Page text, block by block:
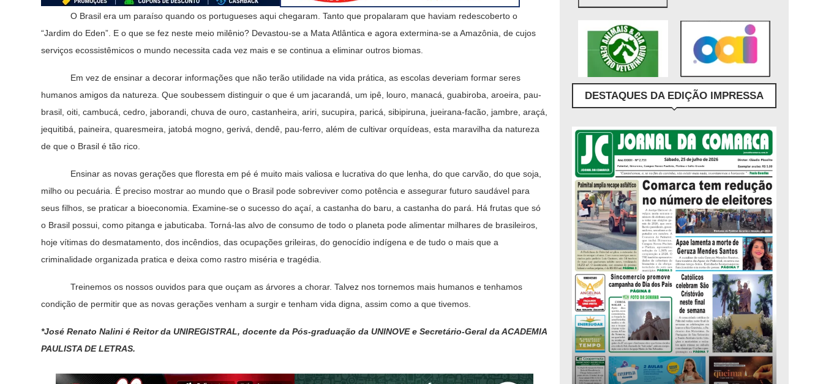
O Brasil era um paraíso quando os portugueses aqui chegaram. Tanto que propalaram que haviam redescoberto o
“Jardim do Eden”. E o que se fez neste meio milênio? Devastou-se a Mata Atlântica e agora extermina-se a Amazônia, de cujos
serviços ecossistêmicos o mundo necessita cada vez mais e se continua a eliminar outros biomas.
Em vez de ensinar a decorar informações que não terão utilidade na vida prática, as escolas deveriam formar seres
humanos amigos da natureza. Que soubessem distinguir o que é um jacarandá, um ipê, louro, manacá, guabiroba, aroeira, pau-
brasil, oiti, cambucá, cedro, jaborandi, chuva de ouro, castanheira, ariri, sucupira, paricá, sibipiruna, jueirana-facão, jambre, araçá,
jequitibá, paineira, quaresmeira, jatobá mogno, gerivá, dendê, pau-ferro, além de cultivar orquídeas, esta maravilha da natureza
de que o Brasil é tão rico.
Ensinar as novas gerações que floresta em pé é muito mais valiosa e lucrativa do que lenha, do que carvão, do que soja,
milho ou pecuária. É preciso mostrar ao mundo que o Brasil pode sobreviver como potência e assegurar futuro saudável para
seus filhos, se praticar a bioeconomia. Examine-se o sucesso do açaí, a castanha do baru, a castanha do pará. Há frutas que só
o Brasil possui, como pitanga e jabuticaba. Torná-las alvo de consumo de todo o planeta pode alimentar milhares de brasileiros,
hoje vítimas do desmatamento, dos incêndios, das ocupações grileiras, do genocídio indígena e de tudo o mais que a
criminalidade organizada pratica e deixa como rastro miséria e tragédia.
Treinemos os nossos ouvidos para que ouçam as árvores a chorar. Talvez nos tornemos mais humanos e tenhamos
condição de permitir que as novas gerações venham a surgir e tenham vida digna, assim como a que tivemos.
*José Renato Nalini é Reitor da UNIREGISTRAL, docente da Pós-graduação da UNINOVE e Secretário-Geral da ACADEMIA
PAULISTA DE LETRAS.
DESTAQUES DA EDIÇÃO IMPRESSA